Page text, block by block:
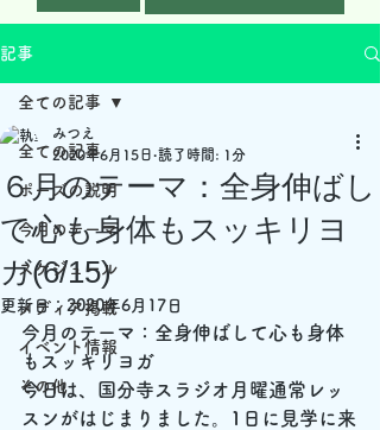
記事
全ての記事
ポーズの説明
今月のテーマ
スケジュール
メディア掲載
イベント情報
その他
全ての記事
６月のテーマ：全身伸ばし
て心も身体もスッキリヨ
ガ(6/15)
みつえ
2020年6月15日 読了時間: 1分
更新日： 2020年6月17日
今月のテーマ：全身伸ばして心も身体
もスッキリヨガ
今日は、国分寺スラジオ月曜通常レッ
スンがはじまりました。1日に見学に来